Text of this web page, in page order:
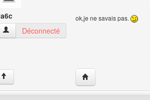
da6c Voir le profil de l'utilisateur
Déconnecté
ok,je ne savais pas.
↑ Visiter le site web de